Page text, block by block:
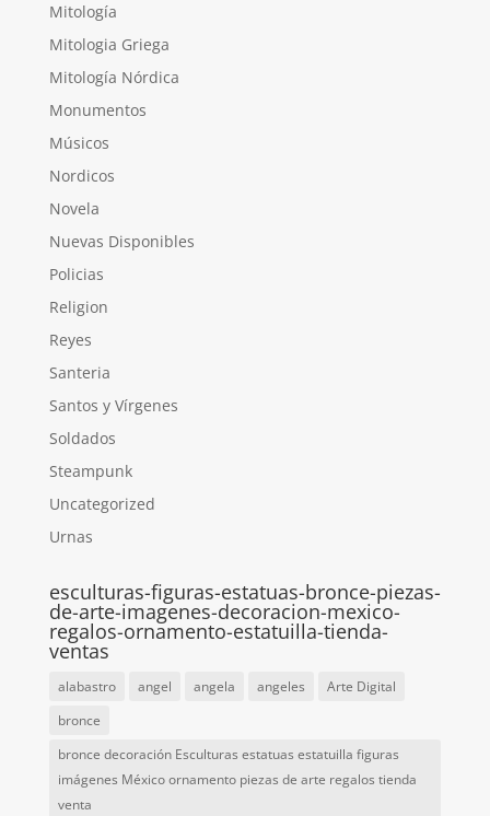
Mitología
Mitologia Griega
Mitología Nórdica
Monumentos
Músicos
Nordicos
Novela
Nuevas Disponibles
Policias
Religion
Reyes
Santeria
Santos y Vírgenes
Soldados
Steampunk
Uncategorized
Urnas
esculturas-figuras-estatuas-bronce-piezas-
de-arte-imagenes-decoracion-mexico-
regalos-ornamento-estatuilla-tienda-
ventas
alabastro angel angela angeles
Arte Digital
bronce
bronce decoración Esculturas estatuas estatuilla figuras
imágenes México ornamento piezas de arte regalos tienda
venta